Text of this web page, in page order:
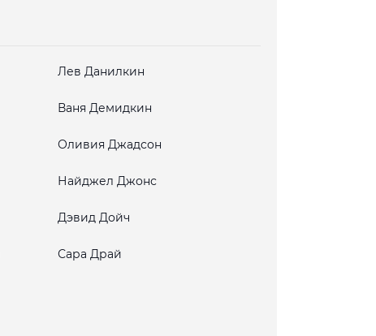
Лев Данилкин
Ваня Демидкин
Оливия Джадсон
Найджел Джонс
Дэвид Дойч
Сара Драй